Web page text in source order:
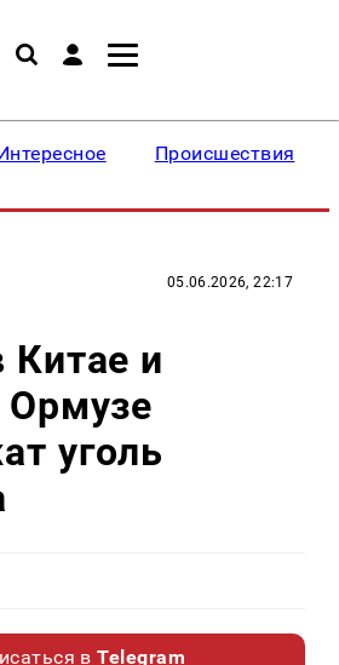
Происшествия
05.06.2026, 22:17
Китае и
Ормузе
уголь
вTelegram